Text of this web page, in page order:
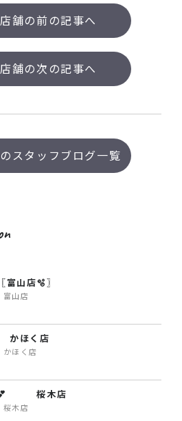
舗の前の記事へ
舗の次の記事へ
スタッフブログ一覧
山店🫧〗
山店
かほく店
ほく店
桜木店
木店